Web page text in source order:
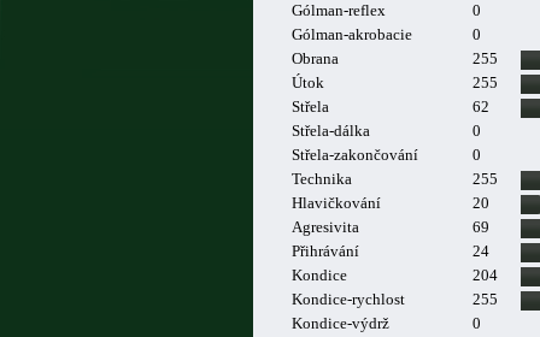
Gólman-reflex
0
Gólman-akrobacie
0
Obrana
255
Útok
255
Střela
62
Střela-dálka
0
Střela-zakončování
0
Technika
255
Hlavičkování
20
Agresivita
69
Přihrávání
24
Kondice
204
Kondice-rychlost
255
Kondice-výdrž
0